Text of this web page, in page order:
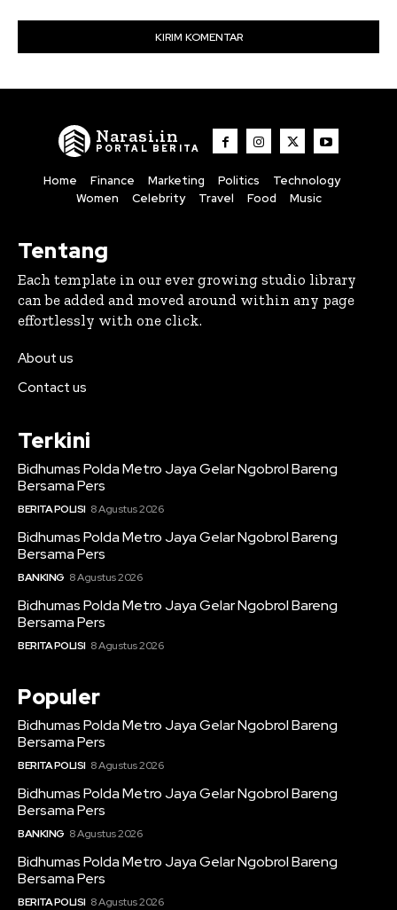
Narasi.in
PORTAL BERITA
Home Finance Marketing Politics
Technology
Women
Celebrity Travel Food Music
Tentang
Each template in our ever growing studio library
can be added and moved around within any page
effortlessly with one click.
About us
Contact us
Terkini
Bidhumas Polda Metro Jaya Gelar Ngobrol Bareng
Bersama Pers
BERITA POLISI 8 Agustus 2026
Bidhumas Polda Metro Jaya Gelar Ngobrol Bareng
Bersama Pers
BANKING 8 Agustus 2026
Bidhumas Polda Metro Jaya Gelar Ngobrol Bareng
Bersama Pers
BERITA POLISI 8 Agustus 2026
Populer
Bidhumas Polda Metro Jaya Gelar Ngobrol Bareng
Bersama Pers
BERITA POLISI 8 Agustus 2026
Bidhumas Polda Metro Jaya Gelar Ngobrol Bareng
Bersama Pers
BANKING 8 Agustus 2026
Bidhumas Polda Metro Jaya Gelar Ngobrol Bareng
Bersama Pers
BERITA POLISI 8 Agustus 2026